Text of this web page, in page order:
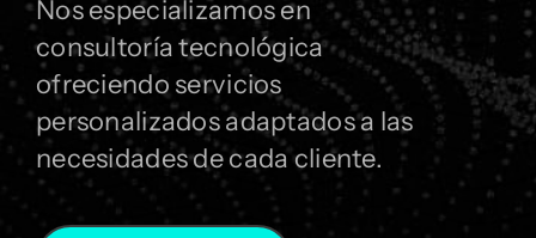
Blog
Blog del CEO
Nos especializamos en
consultoría tecnológica
ofreciendo servicios
personalizados adaptados a las
necesidades de cada cliente.